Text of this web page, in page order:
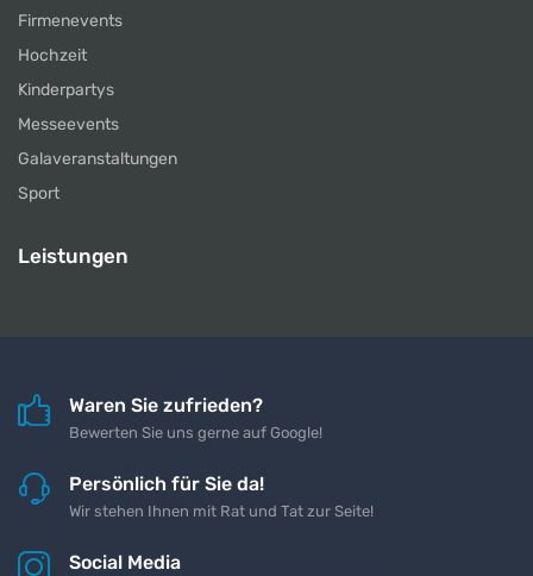
Firmenevents
Hochzeit
Kinderpartys
Messeevents
Galaveranstaltungen
Sport
Leistungen
Waren Sie zufrieden?
Bewerten Sie uns gerne auf Google!
Persönlich für Sie da!
Wir stehen Ihnen mit Rat und Tat zur Seite!
Social Media